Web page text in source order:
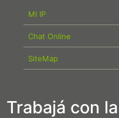
MI IP
Chat Online
SiteMap
Trabajá con